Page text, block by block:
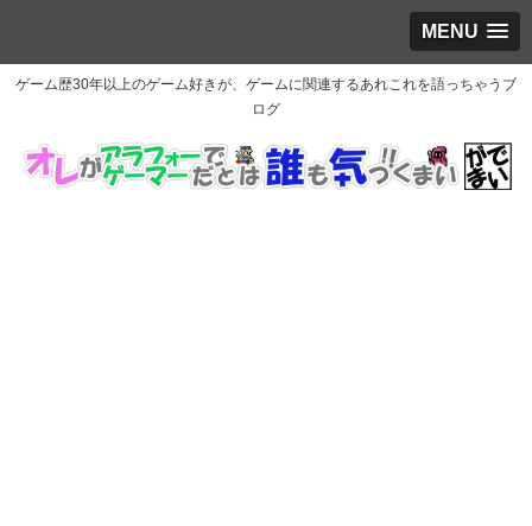
MENU
ゲーム歴30年以上のゲーム好きが、ゲームに関連するあれこれを語っちゃうブ
ログ